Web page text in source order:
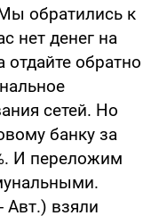
обратились к
нет денег на
отдайте обратно
сетей. Но
банку за
И переложим
Авт.) взяли